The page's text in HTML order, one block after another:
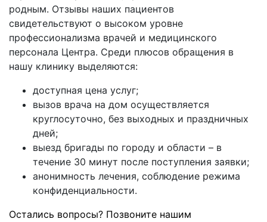
родным. Отзывы наших пациентов
свидетельствуют о высоком уровне
профессионализма врачей и медицинского
персонала Центра. Среди плюсов обращения в
нашу клинику выделяются:
доступная цена услуг;
вызов врача на дом осуществляется
круглосуточно, без выходных и праздничных
дней;
выезд бригады по городу и области – в
течение 30 минут после поступления заявки;
анонимность лечения, соблюдение режима
конфиденциальности.
Остались вопросы? Позвоните нашим